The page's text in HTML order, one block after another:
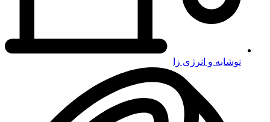
نوشابه و انرژی زا